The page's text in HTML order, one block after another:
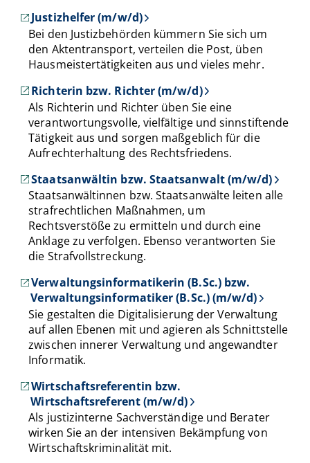
Justizhelfer (m/w/d)
Bei den Justizbehörden kümmern Sie sich um
den Aktentransport, verteilen die Post, üben
Hausmeistertätigkeiten aus und vieles mehr.
Richterin bzw. Richter (m/w/d)
Als Richterin und Richter üben Sie eine
verantwortungsvolle, vielfältige und sinnstiftende
Tätigkeit aus und sorgen maßgeblich für die
Aufrechterhaltung des Rechtsfriedens.
Staatsanwältin bzw. Staatsanwalt (m/w/d)
Staatsanwältinnen bzw. Staatsanwälte leiten alle
strafrechtlichen Maßnahmen, um
Rechtsverstöße zu ermitteln und durch eine
Anklage zu verfolgen. Ebenso verantworten Sie
die Strafvollstreckung.
Verwaltungsinformatikerin (B.Sc.) bzw.
Verwaltungsinformatiker (B.Sc.) (m/w/d)
Sie gestalten die Digitalisierung der Verwaltung
auf allen Ebenen mit und agieren als Schnittstelle
zwischen innerer Verwaltung und angewandter
Informatik.
Wirtschaftsreferentin bzw.
Wirtschaftsreferent (m/w/d)
Als justizinterne Sachverständige und Berater
wirken Sie an der intensiven Bekämpfung von
Wirtschaftskriminalität mit.